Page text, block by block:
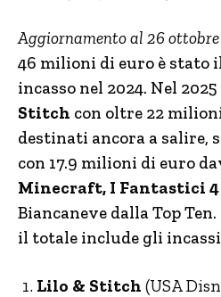
Aggiornamento al 26 ottobre
46 milioni di euro è stato
incasso nel 2024. Nel 2025
Stitch con oltre 22
destinati ancora a salire,
con 17.9 milioni di euro
Minecraft, I Fantastici 4
Biancaneve dalla Top
il totale include gli incassi
Lilo & Stitch (USA